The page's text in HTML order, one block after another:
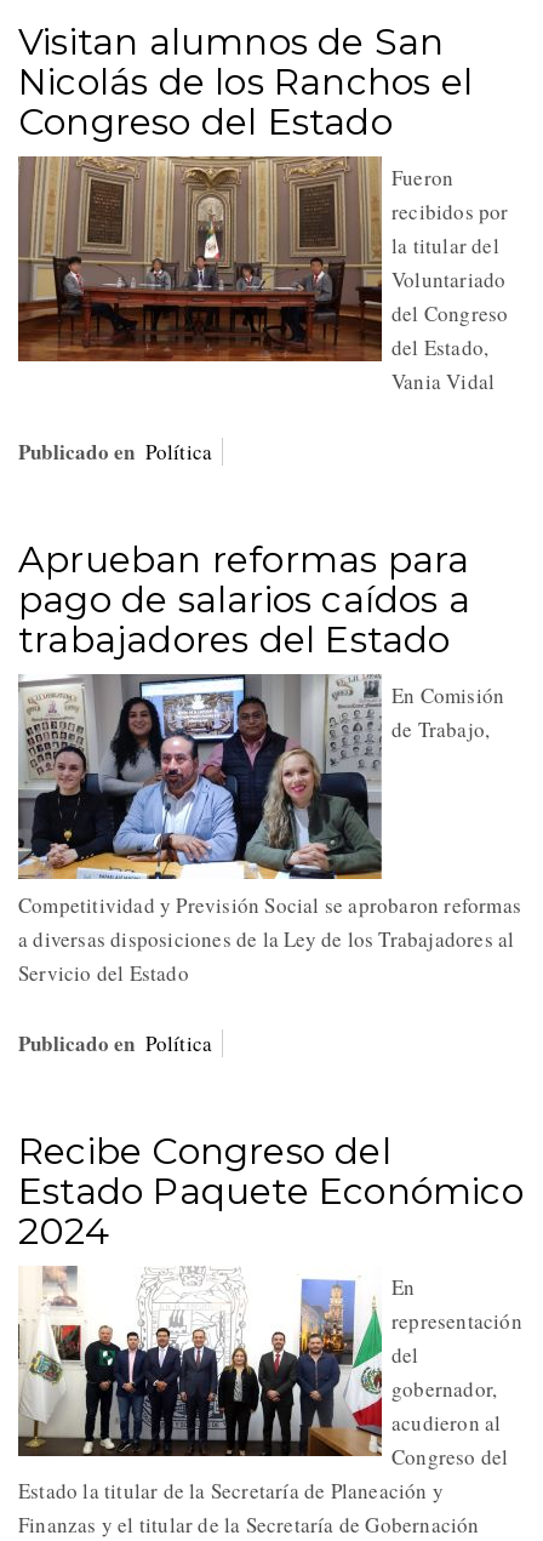
Visitan alumnos de San
Nicolás de los Ranchos el
Congreso del Estado
Fueron
recibidos por
la titular del
Voluntariado
del Congreso
del Estado,
Vania Vidal
Publicado en Política
Aprueban reformas para
pago de salarios caídos a
trabajadores del Estado
En Comisión
de Trabajo,
Competitividad y Previsión Social se aprobaron reformas
a diversas disposiciones de la Ley de los Trabajadores al
Servicio del Estado
Publicado en Política
Recibe Congreso del
Estado Paquete Económico
2024
En
representación
del
gobernador,
acudieron al
Congreso del
Estado la titular de la Secretaría de Planeación y
Finanzas y el titular de la Secretaría de Gobernación